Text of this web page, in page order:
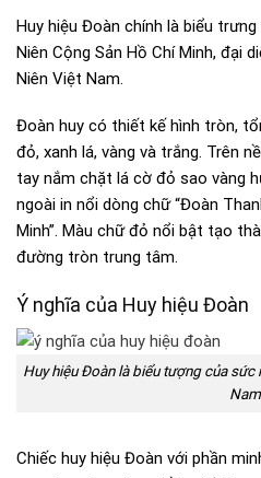
Huy hiệu Đoàn chính là biểu
Niên Cộng Sản Hồ Chí Minh, đại
Niên Việt Nam.
Đoàn huy có thiết kế hình tròn,
đỏ, xanh lá, vàng và trắng. Trên
tay nắm chặt lá cờ đỏ sao vàng
ngoài in nổi dòng chữ “Đoàn
Minh”. Màu chữ đỏ nổi bật tạo
đường tròn trung tâm.
Ý nghĩa của Huy hiệu Đoàn
Huy hiệu Đoàn là biểu tượng của sức
Nam
Chiếc huy hiệu Đoàn với phần